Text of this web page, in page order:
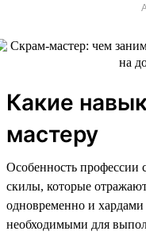
Какие
мастеру
Особенность профессии
скилы, которые
одновременно и
необходимыми для